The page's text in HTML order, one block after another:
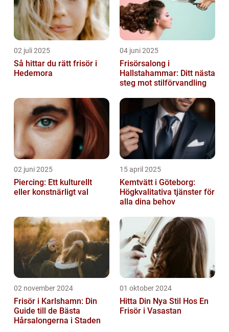
02 juli 2025
Så hittar du rätt frisör i
Hedemora
04 juni 2025
Frisörsalong i
Hallstahammar: Ditt nästa
steg mot stilförvandling
02 juni 2025
Piercing: Ett kulturellt
eller konstnärligt val
15 april 2025
Kemtvätt i Göteborg:
Högkvalitativa tjänster för
alla dina behov
02 november 2024
Frisör i Karlshamn: Din
Guide till de Bästa
Hårsalongerna i Staden
01 oktober 2024
Hitta Din Nya Stil Hos En
Frisör i Vasastan